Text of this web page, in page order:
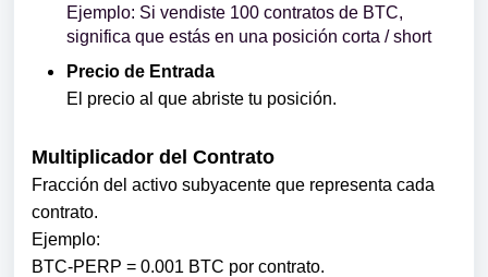
Ejemplo: Si vendiste 100 contratos de BTC,
significa que estás en una posición corta / short
Precio de Entrada
El precio al que abriste tu posición.
Multiplicador del Contrato
Fracción del activo subyacente que representa cada
contrato.
Ejemplo:
BTC-PERP = 0.001 BTC por contrato.